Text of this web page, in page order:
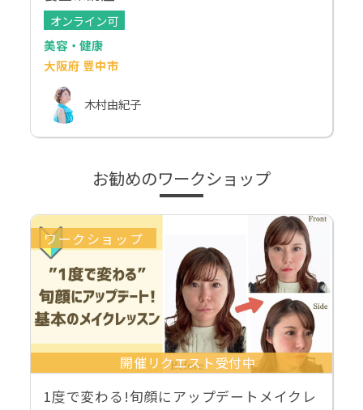
オンライン可
美容・健康
大阪府 豊中市
木村由紀子
お勧めのワークショップ
ワークショップ
開催リクエスト受付中
1度で変わる!旬顔にアップデートメイクレ